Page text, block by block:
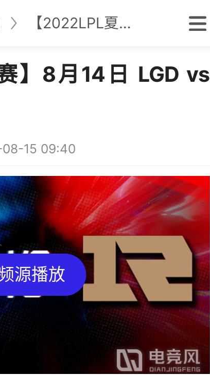
【2022LPL夏季赛】8月14日 LGD vs RNG 第3局
】8月14日 LGD vs
15 09:40
源播放